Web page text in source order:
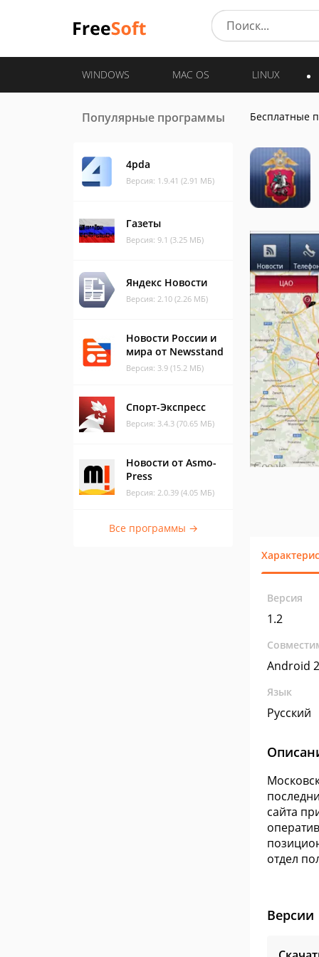
WINDOWS MAC OS LINUX
Популярные программы
4pda
Версия: 1.9.41 (2.91 МБ)
Газеты
Версия: 9.1 (3.25 МБ)
Яндекс Новости
Версия: 2.10 (2.26 МБ)
Новости России и
мира от Newsstand
Версия: 3.9 (15.2 МБ)
Спорт-Экспресс
Версия: 3.4.3 (70.65 МБ)
Новости от Asmo-
Press
Версия: 2.0.39 (4.05 МБ)
Все программы →
Бесплатные
Версия
1.2
Android
Язык
Русский
сайта
отдел
Версии